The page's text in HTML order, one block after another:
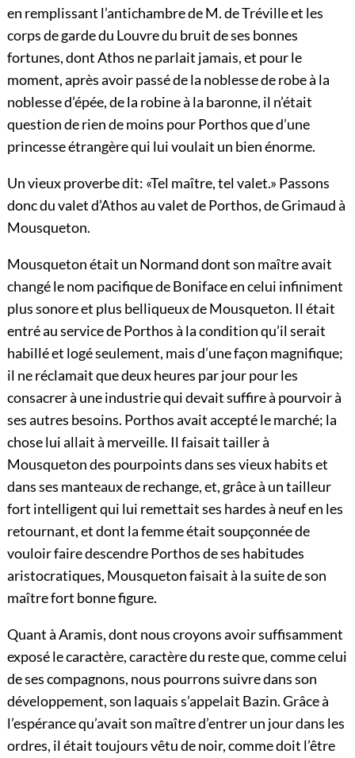
en remplissant l’antichambre de M. de Tréville et les
corps de garde du Louvre du bruit de ses bonnes
fortunes, dont Athos ne parlait jamais, et pour le
moment, après avoir passé de la noblesse de robe à la
noblesse d’épée, de la robine à la baronne, il n’était
question de rien de moins pour Porthos que d’une
princesse étrangère qui lui voulait un bien énorme.
Un vieux proverbe dit: «Tel maître, tel valet.» Passons
donc du valet d’Athos au valet de Porthos, de Grimaud à
Mousqueton.
Mousqueton était un Normand dont son maître avait
changé le nom pacifique de Boniface en celui infiniment
plus sonore et plus belliqueux de Mousqueton. Il était
entré au service de Porthos à la condition qu’il serait
habillé et logé seulement, mais d’une façon magnifique;
il ne réclamait que deux heures par jour pour les
consacrer à une industrie qui devait suffire à pourvoir à
ses autres besoins. Porthos avait accepté le marché; la
chose lui allait à merveille. Il faisait tailler à
Mousqueton des pourpoints dans ses vieux habits et
dans ses manteaux de rechange, et, grâce à un tailleur
fort intelligent qui lui remettait ses hardes à neuf en les
retournant, et dont la femme était soupçonnée de
vouloir faire descendre Porthos de ses habitudes
aristocratiques, Mousqueton faisait à la suite de son
maître fort bonne figure.
Quant à Aramis, dont nous croyons avoir suffisamment
exposé le caractère, caractère du reste que, comme celui
de ses compagnons, nous pourrons suivre dans son
développement, son laquais s’appelait Bazin. Grâce à
l’espérance qu’avait son maître d’entrer un jour dans les
ordres, il était toujours vêtu de noir, comme doit l’être